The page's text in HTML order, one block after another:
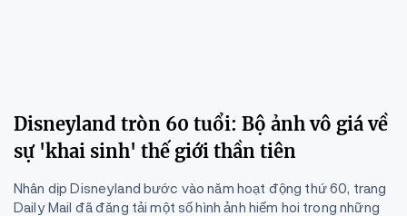
Disneyland tròn 60 tuổi: Bộ ảnh vô giá về
sự 'khai sinh' thế giới thần tiên
Nhân dịp Disneyland bước vào năm hoạt động thứ 60, trang
Daily Mail đã đăng tải một số hình ảnh hiếm hoi trong những